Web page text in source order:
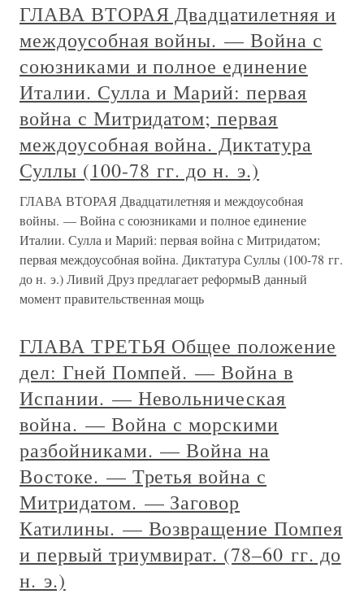
ГЛАВА ВТОРАЯ Двадцатилетняя и
междоусобная войны. — Война с
союзниками и полное единение
Италии. Сулла и Марий: первая
война с Митридатом; первая
междоусобная война. Диктатура
Суллы (100-78 гг. до н. э.)
ГЛАВА ВТОРАЯ Двадцатилетняя и междоусобная
войны. — Война с союзниками и полное единение
Италии. Сулла и Марий: первая война с Митридатом;
первая междоусобная война. Диктатура Суллы (100-78 гг.
до н. э.) Ливий Друз предлагает реформыВ данный
момент правительственная мощь
ГЛАВА ТРЕТЬЯ Общее положение
дел: Гней Помпей. — Война в
Испании. — Невольническая
война. — Война с морскими
разбойниками. — Война на
Востоке. — Третья война с
Митридатом. — Заговор
Катилины. — Возвращение Помпея
и первый триумвират. (78–60 гг. до
н. э.)